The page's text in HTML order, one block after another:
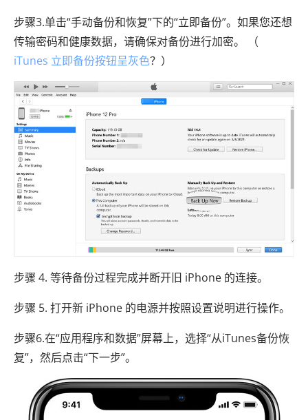
步骤3.单击“手动备份和恢复”下的“立即备份”。如果您还想
传输密码和健康数据，请确保对备份进行加密。 （
iTunes 立即备份按钮呈灰色？）
步骤 4. 等待备份过程完成并断开旧 iPhone 的连接。
步骤 5. 打开新 iPhone 的电源并按照设置说明进行操作。
步骤6.在“应用程序和数据”屏幕上，选择“从iTunes备份恢
复”，然后点击“下一步”。